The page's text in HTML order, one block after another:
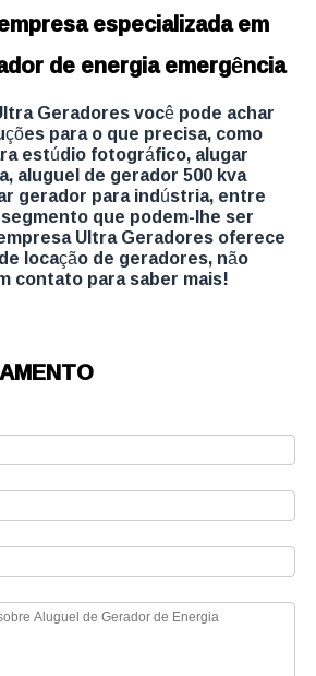
especializada em
de energia emergência
Geradores você pode achar
para o que precisa, como
estúdio fotográfico, alugar
aluguel de gerador 500 kva
gerador para indústria, entre
que podem-lhe ser
Ultra Geradores oferece
locação de geradores, não
contato para saber mais!